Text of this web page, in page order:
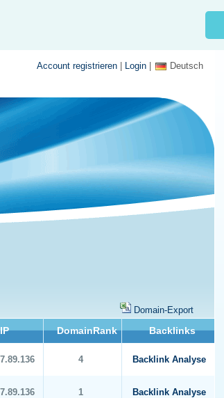
Account registrieren | Login | Deutsch
Domain-Export
IP DomainRank Backlinks
4 Backlink Analyse
1 Backlink Analyse